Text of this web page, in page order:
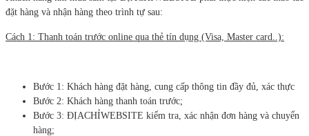
đặt hàng và nhận hàng theo trình tự sau:
Cách 1: Thanh toán trước online qua thẻ tín dụng (Visa, Master card..):
Bước 1: Khách hàng đặt hàng, cung cấp thông tin đầy đủ, xác thực
Bước 2: Khách hàng thanh toán trước;
Bước 3: ĐỊACHỈWEBSITE kiểm tra, xác nhận đơn hàng và chuyển
hàng;